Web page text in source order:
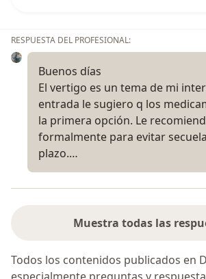
RESPUESTA DEL PROFESIONAL:
Buenos días
El vertigo es un tema de mi
entrada le sugiero q los
la primera opción. Le
formalmente para evitar
plazo.…
Muestra todas las
Todos los contenidos publicados en